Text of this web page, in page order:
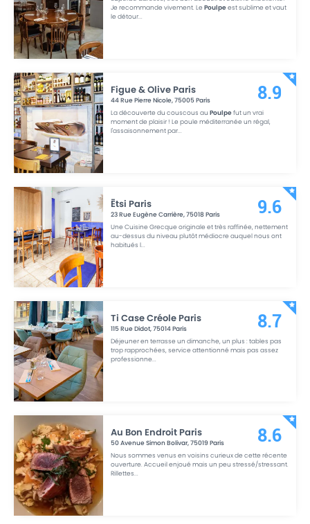
Je recommande vivement. LePoulpeest sublime et vaut
le détour...
Figue & Olive Paris
44 Rue Pierre Nicole,75005Paris
La découverte du couscous auPoulpefut un vrai
moment de plaisir ! Le poule méditerranée un régal,
l'assaisonnement par...
8.9
Ētsi Paris
23 Rue Eugène Carrière,75018 Paris
Une Cuisine Grecque originale et très raffinée, nettement
au-dessus du niveau plutôt médiocre auquel nous ont
habitués l...
9.6
Ti Case Créole Paris
115 Rue Didot,75014Paris
Déjeuner en terrasse un dimanche, un plus : tables pas
trop rapprochées, service attentionné mais pas assez
professionne...
8.7
Au Bon Endroit Paris
50 Avenue Simon Bolivar,75019 Paris
Nous sommes venus en voisins curieux de cette récente
ouverture. Accueil enjoué mais un peu stressé/stressant.
Rillettes...
8.6